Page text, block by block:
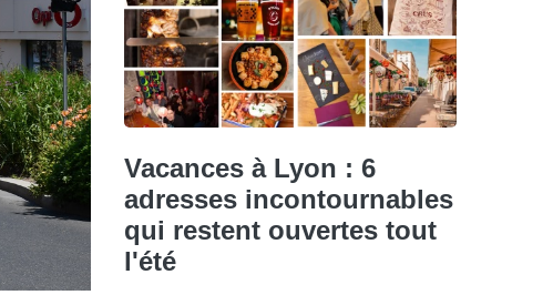
Vacances à Lyon : 6
adresses incontournables
qui restent ouvertes tout
l'été